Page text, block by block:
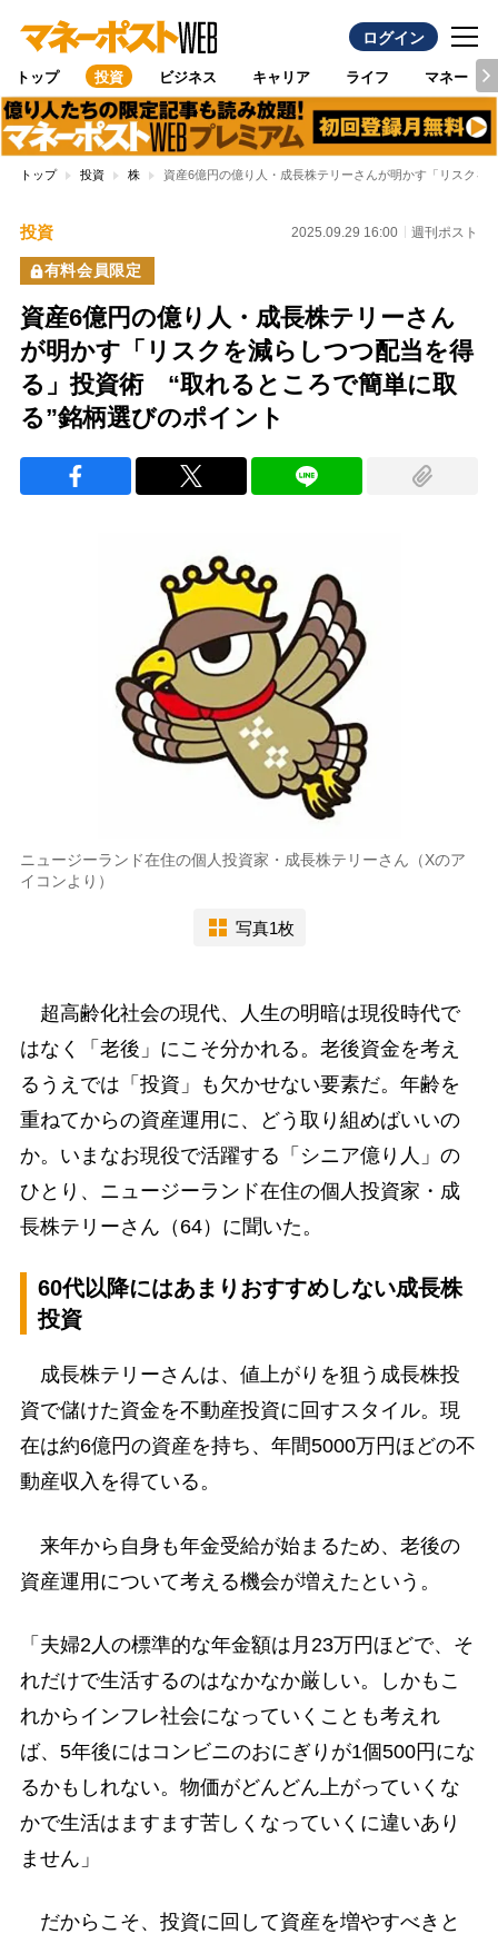
ログイン
トップ 投資 ビジネス キャリア ライフ マネー
トップ 投資 株 資産6億円の億り人・成長株テリーさんが明かす「リスク
投資 2025.09.29 16:00 週刊ポスト
有料会員限定
資産6億円の億り人・成長株テリーさん
が明かす「リスクを減らしつつ配当を得
る」投資術 “取れるところで簡単に取
る”銘柄選びのポイント
ニュージーランド在住の個人投資家・成長株テリーさん（Xのア
イコンより）
写真1枚
超高齢化社会の現代、人生の明暗は現役時代で
はなく「老後」にこそ分かれる。老後資金を考え
るうえでは「投資」も欠かせない要素だ。年齢を
重ねてからの資産運用に、どう取り組めばいいの
か。いまなお現役で活躍する「シニア億り人」の
ひとり、ニュージーランド在住の個人投資家・成
長株テリーさん（64）に聞いた。
60代以降にはあまりおすすめしない成長株
投資
成長株テリーさんは、値上がりを狙う成長株投
資で儲けた資金を不動産投資に回すスタイル。現
在は約6億円の資産を持ち、年間5000万円ほどの不
動産収入を得ている。
来年から自身も年金受給が始まるため、老後の
資産運用について考える機会が増えたという。
「夫婦2人の標準的な年金額は月23万円ほどで、そ
れだけで生活するのはなかなか厳しい。しかもこ
れからインフレ社会になっていくことも考えれ
ば、5年後にはコンビニのおにぎりが1個500円にな
るかもしれない。物価がどんどん上がっていくな
かで生活はますます苦しくなっていくに違いあり
ません」
だからこそ、投資に回して資産を増やすべきと